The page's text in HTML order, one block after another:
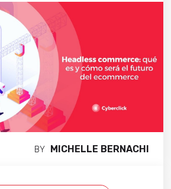
BY MICHELLE BERNACHI